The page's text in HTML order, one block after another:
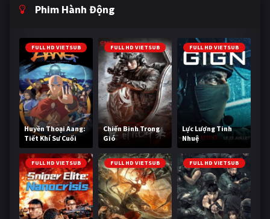
Phim Hành Động
FULL HD VIETSUB
Huyền Thoại Aang:
Tiết Khí Sư Cuối
Cùng
FULL HD VIETSUB
Chiến Binh Trong
Gió
FULL HD VIETSUB
Lực Lượng Tinh
Nhuệ
FULL HD VIETSUB FULL HD VIETSUB FULL HD VIETSUB